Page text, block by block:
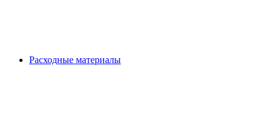
Расходные материалы